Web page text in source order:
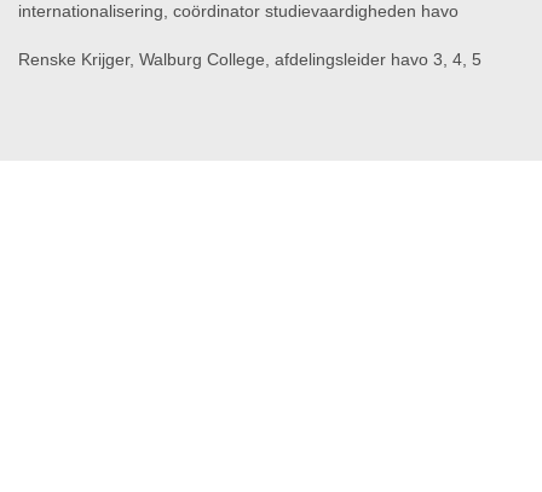
internationalisering, coördinator studievaardigheden havo
Renske Krijger, Walburg College, afdelingsleider havo 3, 4, 5